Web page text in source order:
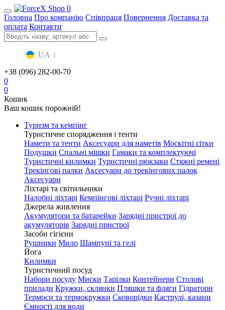
0
Головна Про компанію Співпраця Повернення Доставка та
оплата Контакти
UA |
+38 (096) 282-00-70
0
0
Кошик
Ваш кошик порожній!
Туризм та кемпінг
Туристичне спорядження і тенти
Намети та тенти Аксесуари для наметів Москітні сітки
Подушки Спальні мішки Гамаки та комплектуючі
Туристичні килимки Туристичні рюкзаки Стяжні ремені
Трекінгові палки Аксесуари до трекінгових палок
Аксесуари
Ліхтарі та світильники
Налобні ліхтарі Кемпінгові ліхтарі Ручні ліхтарі
Джерела живлення
Акумулятори та батарейки Зарядні пристрої до
акумуляторів Зарядні пристрої
Засоби гігієни
Рушники Мило Шампуні та гелі
Йога
Килимки
Туристичний посуд
Набори посуду Миски Тарілки Контейнери Столові
прилади Кружки, склянки Пляшки та фляги Гідратори
Термоси та термокружки Сковорідки Каструлі, казани
Ємності для води